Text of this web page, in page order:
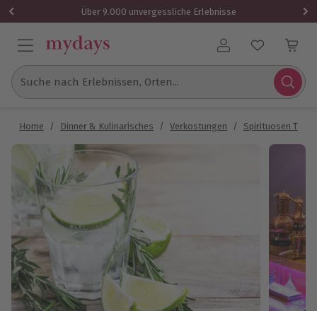
Über 9.000 unvergessliche Erlebnisse
Benutzerkonto
Suche nach Erlebnissen, Orten...
Home / Dinner & Kulinarisches / Verkostungen / Spirituosen